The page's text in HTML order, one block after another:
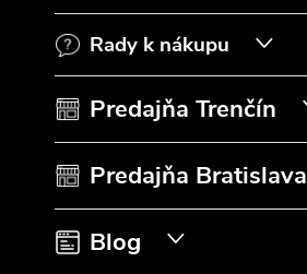
Rady k nákupu
Predajňa Trenčín
Predajňa Bratislava
Blog